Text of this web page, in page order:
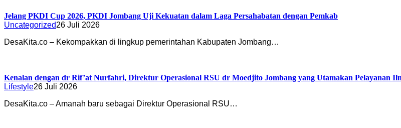
Jelang PKDI Cup 2026, PKDI Jombang Uji Kekuatan dalam Laga Persahabatan dengan Pemkab
Uncategorized26 Juli 2026
DesaKita.co – Kekompakkan di lingkup pemerintahan Kabupaten Jombang…
Kenalan dengan dr Rif’at Nurfahri, Direktur Operasional RSU dr Moedjito Jombang yang Utamakan Pelayanan
Lifestyle26 Juli 2026
DesaKita.co – Amanah baru sebagai Direktur Operasional RSU…